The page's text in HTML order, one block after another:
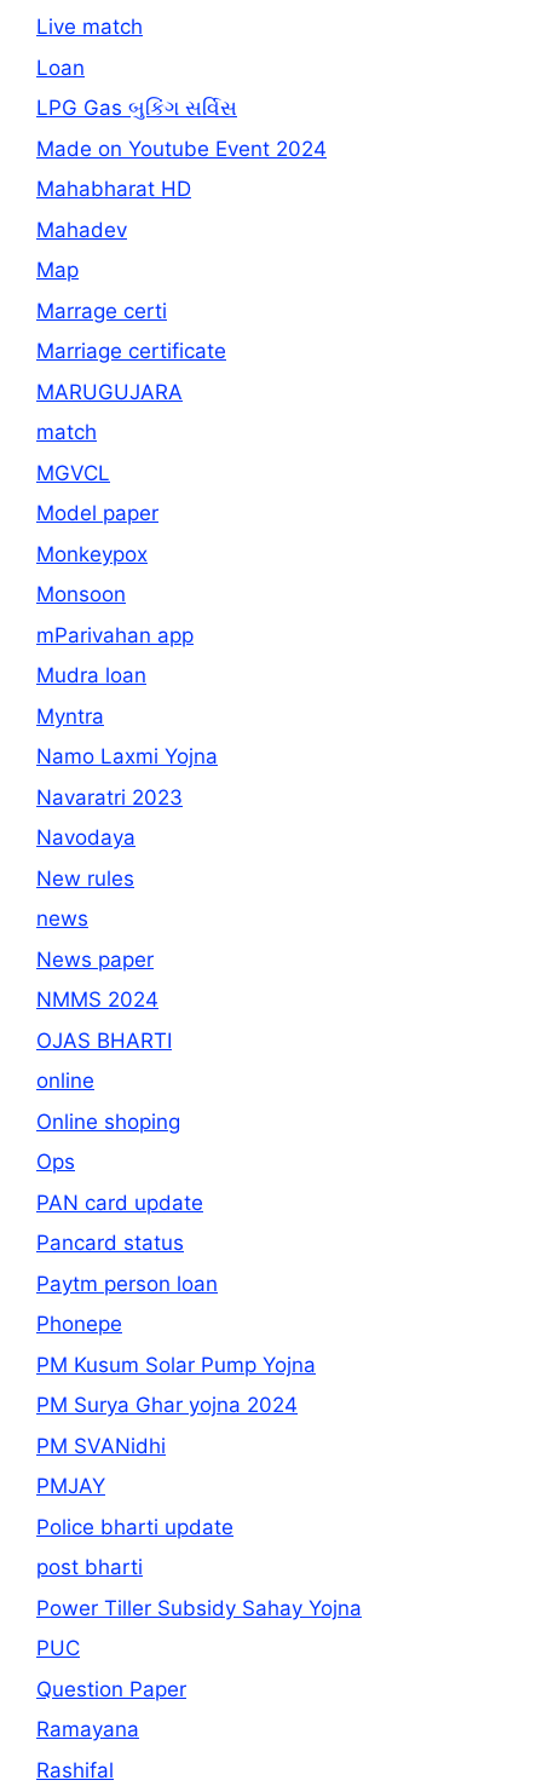
Live match
Loan
LPG Gas બુકિંગ સર્વિસ
Made on Youtube Event 2024
Mahabharat HD
Mahadev
Map
Marrage certi
Marriage certificate
MARUGUJARA
match
MGVCL
Model paper
Monkeypox
Monsoon
mParivahan app
Mudra loan
Myntra
Namo Laxmi Yojna
Navaratri 2023
Navodaya
New rules
news
News paper
NMMS 2024
OJAS BHARTI
online
Online shoping
Ops
PAN card update
Pancard status
Paytm person loan
Phonepe
PM Kusum Solar Pump Yojna
PM Surya Ghar yojna 2024
PM SVANidhi
PMJAY
Police bharti update
post bharti
Power Tiller Subsidy Sahay Yojna
PUC
Question Paper
Ramayana
Rashifal